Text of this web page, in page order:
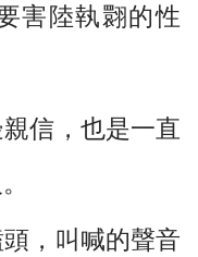
害陸執翾的性
信，也是一直
，叫喊的聲音